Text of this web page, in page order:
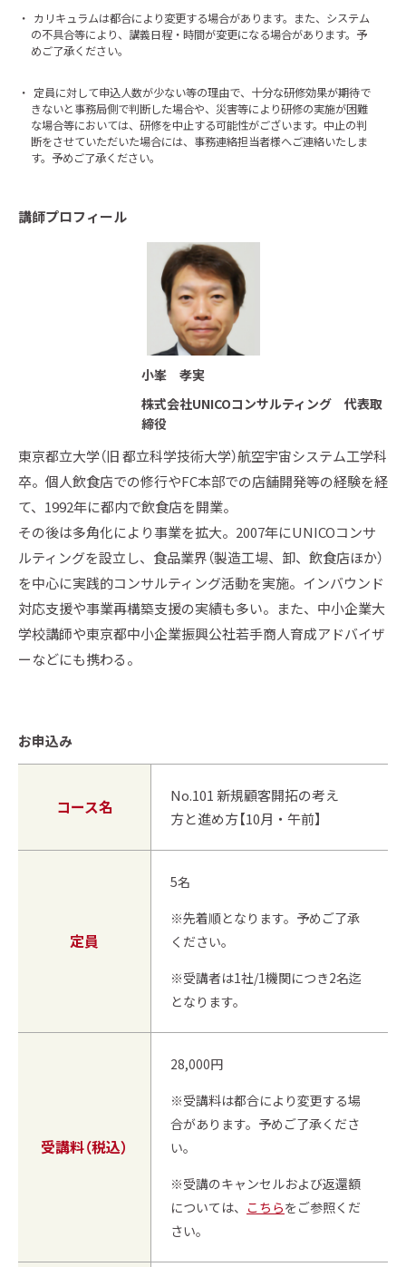
・ カリキュラムは都合により変更する場合があります。また、システム
の不具合等により、講義日程・時間が変更になる場合があります。予
めご了承ください。
・ 定員に対して申込人数が少ない等の理由で、十分な研修効果が期待で
きないと事務局側で判断した場合や、災害等により研修の実施が困難
な場合等においては、研修を中止する可能性がございます。中止の判
断をさせていただいた場合には、事務連絡担当者様へご連絡いたしま
す。予めご了承ください。
講師プロフィール
小峯 孝実
株式会社UNICOコンサルティング 代表取
締役
東京都立大学（旧 都立科学技術大学）航空宇宙システム工学科
卒。個人飲食店での修行やFC本部での店舗開発等の経験を経
て、1992年に都内で飲食店を開業。
その後は多角化により事業を拡大。2007年にUNICOコンサ
ルティングを設立し、食品業界（製造工場、卸、飲食店ほか）
を中心に実践的コンサルティング活動を実施。インバウンド
対応支援や事業再構築支援の実績も多い。また、中小企業大
学校講師や東京都中小企業振興公社若手商人育成アドバイザ
ーなどにも携わる。
お申込み
コース名
No.101 新規顧客開拓の考え
方と進め方【10月・午前】
定員
5名
※先着順となります。予めご了承
ください。
※受講者は1社/1機関につき2名迄
となります。
受講料（税込）
28,000円
※受講料は都合により変更する場
合があります。予めご了承くださ
い。
※受講のキャンセルおよび返還額
については、 こちらをご参照くだ
さい。